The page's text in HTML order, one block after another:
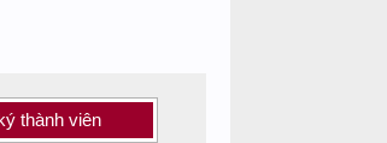
thành viên